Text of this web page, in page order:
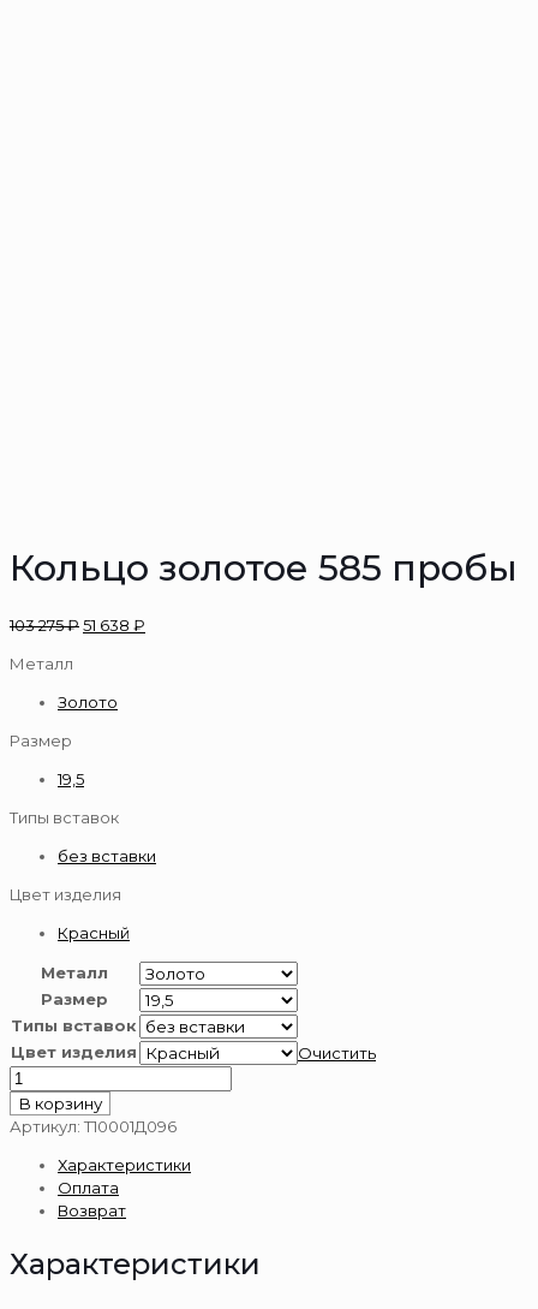
Кольцо золотое 585 пробы
103 275₽51 638 ₽
Металл
Золото
Размер
19,5
Типы вставок
без вставки
Цвет изделия
Красный
Металл
Размер
Типы вставок
Цвет изделия
Очистить
Количество
товара
Кольцо
пробы
В корзину
Артикул: Т10001Д096
Характеристики
Оплата
Возврат
Характеристики